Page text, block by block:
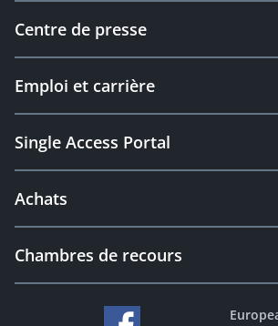
Centre de presse
Emploi et carrière
Single Access Portal
Achats
Chambres de recours